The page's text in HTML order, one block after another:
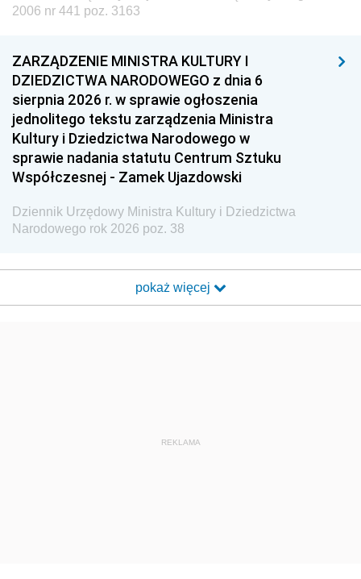
2006 nr 441 poz. 3163
ZARZĄDZENIE MINISTRA KULTURY I
DZIEDZICTWA NARODOWEGO z dnia 6
sierpnia 2026 r. w sprawie ogłoszenia
jednolitego tekstu zarządzenia Ministra
Kultury i Dziedzictwa Narodowego w
sprawie nadania statutu Centrum Sztuku
Współczesnej - Zamek Ujazdowski
Dziennik Urzędowy Ministra Kultury i Dziedzictwa
Narodowego rok 2026 poz. 38
pokaż więcej
REKLAMA